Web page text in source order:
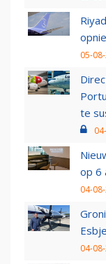
05-
te
op 6
04-
04-